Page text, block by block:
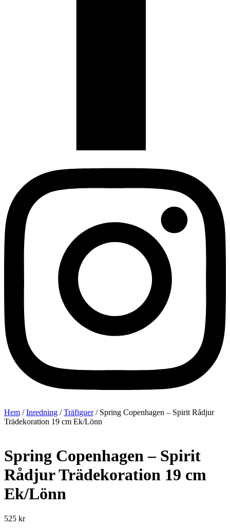
Hem /Inredning /Träfiguer/ Spring Copenhagen – Spirit Rådjur
Trädekoration 19 cm Ek/Lönn
Spring Copenhagen – Spirit
Rådjur Trädekoration 19 cm
Ek/Lönn
525 kr